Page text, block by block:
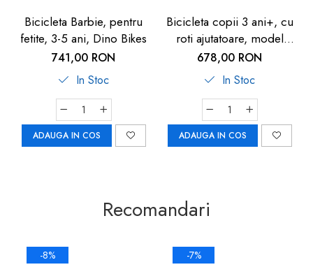
Bicicleta Barbie, pentru
fetite, 3-5 ani, Dino Bikes
741,00 RON
In Stoc
ADAUGA IN COS
Bicicleta copii 3 ani+, cu
roti ajutatoare, model
Peppa Pig, Dino Bikes
10"
678,00 RON
In Stoc
ADAUGA IN COS
Recomandari
-8% -7%